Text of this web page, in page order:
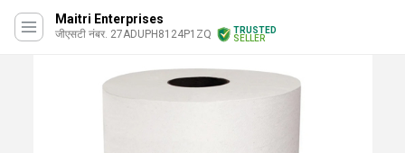
Maitri Enterprises
जीएसटी नंबर. 27ADUPH8124P1ZQ
TRUSTED
SELLER